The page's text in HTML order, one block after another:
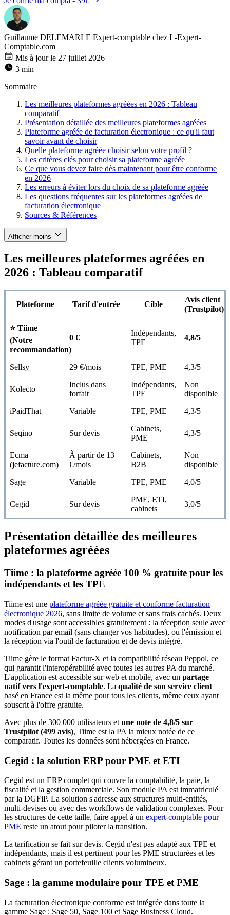
Guillaume DELEMARLE Expert-comptable chez L-Expert-
Comptable.com
Mis à jour le 27 juillet 2026
3 min
Sommaire
Les meilleures plateformes agréées en 2026 : Tableau
comparatif
Présentation détaillée des meilleures plateformes agréées
Plateforme agréée de facturation électronique : ce qu'il faut
savoir avant de choisir
Quelle plateforme agréée choisir selon votre profil ?
Les critères clés pour choisir sa plateforme agréée
Ce que vous devez faire dès maintenant pour être conforme
en 2026
Les erreurs à éviter lors du choix de sa plateforme agréée
Les questions fréquentes sur les plateformes agréées de
facturation électronique
Sources & Références
Afficher moins
Les meilleures plateformes agréées en
2026 : Tableau comparatif
Plateforme Tarif d'entrée Cible
Avis client
(Trustpilot)
⭐ Tiime
(Notre
recommandation)
0 €
Indépendants,
TPE
4,8/5
Sellsy 29 €/mois TPE, PME 4,3/5
Kolecto
Inclus dans
forfait
Indépendants,
TPE
Non
disponible
iPaidThat
Variable TPE, PME 4,3/5
Seqino Sur devis
Cabinets,
PME
4,3/5
Ecma
(jefacture.com)
À partir de 13
€/mois
Cabinets,
B2B
Non
disponible
Sage
Variable TPE, PME 4,0/5
Cegid Sur devis
PME, ETI,
cabinets
3,0/5
Présentation détaillée des meilleures
plateformes agréées
Tiime : la plateforme agréée 100 % gratuite pour les
indépendants et les TPE
Tiime est une plateforme agréée gratuite et conforme facturation
électronique 2026, sans limite de volume et sans frais cachés. Deux
modes d'usage sont accessibles gratuitement : la réception seule avec
notification par email (sans changer vos habitudes), ou l'émission et
la réception via l'outil de facturation et de devis intégré.
Tiime gère le format Factur-X et la compatibilité réseau Peppol, ce
qui garantit l'interopérabilité avec toutes les autres PA du marché.
L'application est accessible sur web et mobile, avec un partage
natif vers l'expert-comptable. La qualité de son service client
basé en France est la même pour tous les clients, même ceux ayant
souscrit à l'offre gratuite.
Avec plus de 300 000 utilisateurs et une note de 4,8/5 sur
Trustpilot (499 avis), Tiime est la PA la mieux notée de ce
comparatif. Toutes les données sont hébergées en France.
Cegid : la solution ERP pour PME et ETI
Cegid est un ERP complet qui couvre la comptabilité, la paie, la
fiscalité et la gestion commerciale. Son module PA est immatriculé
par la DGFiP. La solution s'adresse aux structures multi-entités,
multi-devises ou avec des workflows de validation complexes. Pour
les structures de cette taille, faire appel à un expert-comptable pour
PME reste un atout pour piloter la transition.
La tarification se fait sur devis. Cegid n'est pas adapté aux TPE et
indépendants, mais il est pertinent pour les PME structurées et les
cabinets gérant un portefeuille clients volumineux.
Sage : la gamme modulaire pour TPE et PME
La facturation électronique conforme est intégrée dans toute la
gamme Sage : Sage 50, Sage 100 et Sage Business Cloud.